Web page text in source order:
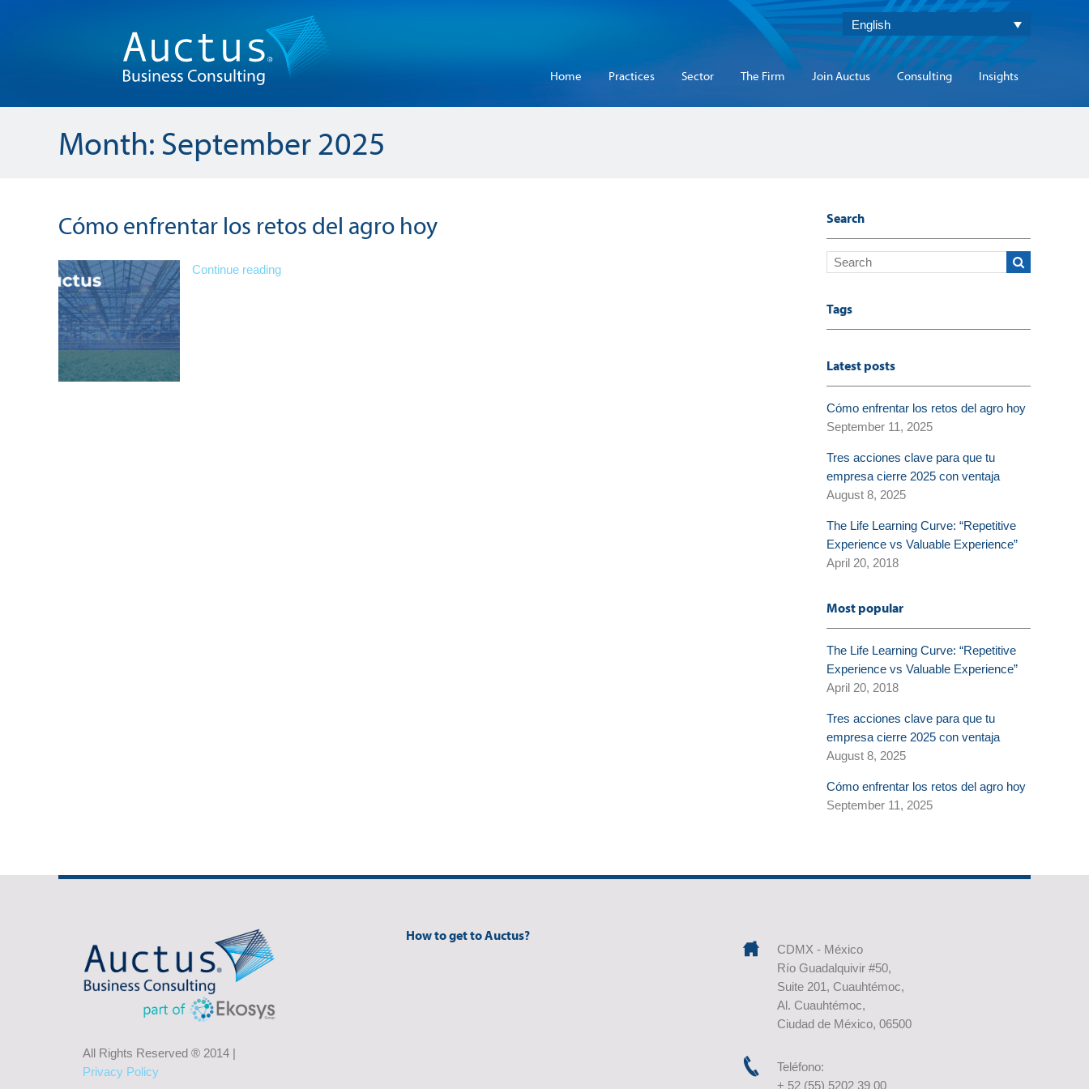
English
Home Practices Sector The Firm Join Auctus Consulting Insights
Month: September 2025
Cómo enfrentar los retos del agro hoy
Continue reading
Search
Tags
Latest posts
Cómo enfrentar los retos del agro hoy
September 11, 2025
Tres acciones clave para que tu
empresa cierre 2025 con ventaja
August 8, 2025
The Life Learning Curve: “Repetitive
Experience vs Valuable Experience”
April 20, 2018
Most popular
The Life Learning Curve: “Repetitive
Experience vs Valuable Experience”
April 20, 2018
Tres acciones clave para que tu
empresa cierre 2025 con ventaja
August 8, 2025
Cómo enfrentar los retos del agro hoy
September 11, 2025
All Rights Reserved ® 2014 |
Privacy Policy
How to get to Auctus?
CDMX - México
Río Guadalquivir #50,
Suite 201, Cuauhtémoc,
Al. Cuauhtémoc,
Ciudad de México, 06500
Teléfono:
+ 52 (55) 5202 39 00